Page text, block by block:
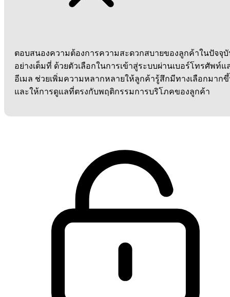
ตอบสนองความต้องการความสะดวกสบายของลูกค้าในปัจจุ
อย่างเต็มที่ ด้วยตัวเลือกในการเข้าสู่ระบบผ่านเบอร์โทรศัพท์แ
อีเมล ช่วยเพิ่มความหลากหลายให้ลูกค้ารู้สึกมีทางเลือกมาก
และให้การดูแลที่ตรงกับพฤติกรรมการบริโภคของลูกค้า